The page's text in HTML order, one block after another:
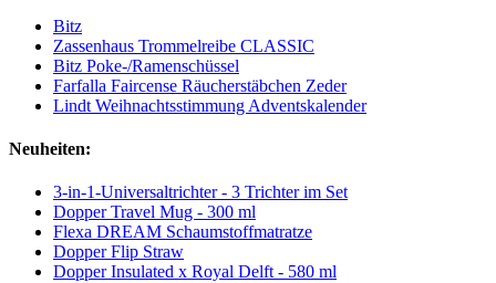
Bitz
Zassenhaus Trommelreibe CLASSIC
Bitz Poke-/Ramenschüssel
Farfalla Faircense Räucherstäbchen Zeder
Lindt Weihnachtsstimmung Adventskalender
Neuheiten:
3-in-1-Universaltrichter - 3 Trichter im Set
Dopper Travel Mug - 300 ml
Flexa DREAM Schaumstoffmatratze
Dopper Flip Straw
Dopper Insulated x Royal Delft - 580 ml